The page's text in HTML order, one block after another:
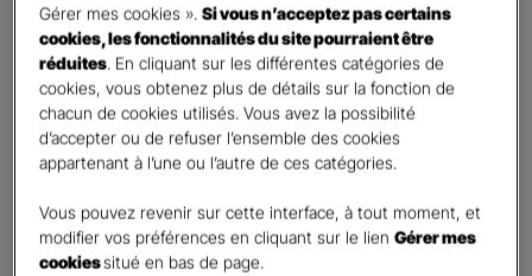
Madame
Monsieur
Contact*
First Last
United
States
Gérer mes cookies ».Si vous n’acceptez pas certains
cookies, les fonctionnalités du site pourraient être
réduites. En cliquant sur les différentes catégories de
cookies, vous obtenez plus de détails sur la fonction de
chacun de cookies utilisés. Vous avez la possibilité
d’accepter ou de refuser l’ensemble des cookies
appartenant à l’une ou l’autre de ces catégories.
Vous pouvez revenir sur cette interface, à tout moment, et
modifier vos préférences en cliquant sur le lienGérer mes
cookiessitué en bas de page.